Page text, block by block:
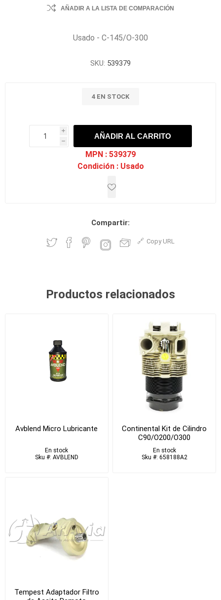
AÑADIR A LA LISTA DE COMPARACIÓN
Usado - C-145/O-300
SKU: 539379
4 EN STOCK
i
h
h
AÑADIR AL CARRITO
MPN : 539379
Condición : Usado
Compartir:
Copy URL
Productos relacionados
Avblend Micro Lubricante
En stock
Sku #: AVBLEND
Continental Kit de Cilindro
C90/O200/O300
En stock
Sku #: 658188A2
Tempest Adaptador Filtro